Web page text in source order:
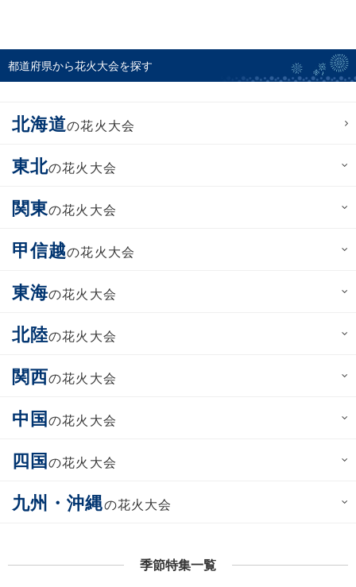
都道府県から花火大会を探す
北海道の花火大会
東北の花火大会
関東の花火大会
甲信越の花火大会
東海の花火大会
北陸の花火大会
関西の花火大会
中国の花火大会
四国の花火大会
九州・沖縄の花火大会
季節特集一覧